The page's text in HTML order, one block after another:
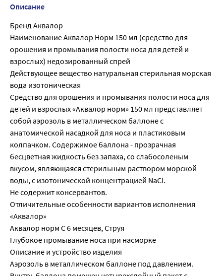
Описание
Бренд Аквалор
Наименование Аквалор Норм 150 мл (средство для
орошения и промывания полости носа для детей и
взрослых) недозированный спрей
Действующее вещество натуральная стерильная морская
вода изотоническая
Средство для орошения и промывания полости носа для
детей и взрослых «Аквалор норм» 150 мл представляет
собой аэрозоль в металлическом баллоне с
анатомической насадкой для носа и пластиковым
колпачком. Содержимое баллона - прозрачная
бесцветная жидкость без запаха, со слабосоленым
вкусом, являющаяся стерильным раствором морской
воды, с изотонической концентрацией NaCl.
Не содержит консервантов.
Отличительные особенности вариантов исполнения
«Аквалор»
Аквалор норм С 6 месяцев, Струя
Глубокое промывание носа при насморке
Описание и устройство изделия
Аэрозоль в металлическом баллоне под давлением.